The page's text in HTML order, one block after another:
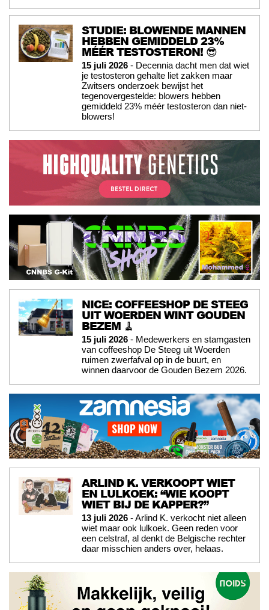
STUDIE: BLOWENDE MANNEN
HEBBEN GEMIDDELD 23%
MÉÉR TESTOSTERON! 😎
15 juli 2026 - Decennia dacht men dat wiet
je testosteron gehalte liet zakken maar
Zwitsers onderzoek bewijst het
tegenovergestelde: blowers hebben
gemiddeld 23% méér testosteron dan niet-
blowers!
NICE: COFFEESHOP DE STEEG
UIT WOERDEN WINT GOUDEN
BEZEM 🧹
15 juli 2026 - Medewerkers en stamgasten
van coffeeshop De Steeg uit Woerden
ruimen zwerfafval op in de buurt, en
winnen daarvoor de Gouden Bezem 2026.
ARLIND K. VERKOOPT WIET
EN LULKOEK: “WIE KOOPT
WIET BIJ DE KAPPER?”
13 juli 2026 - Arlind K. verkocht niet alleen
wiet maar ook lulkoek. Geen reden voor
een celstraf, al denkt de Belgische rechter
daar misschien anders over, helaas.